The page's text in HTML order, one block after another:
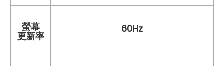
螢幕
更新率
60Hz